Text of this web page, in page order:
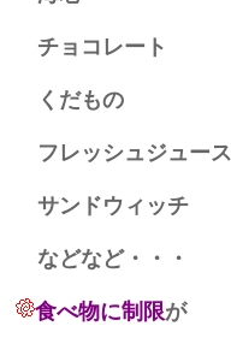
チョコレート
くだもの
フレッシュジュース
サンドウィッチ
などなど・・・
食べ物に制限が